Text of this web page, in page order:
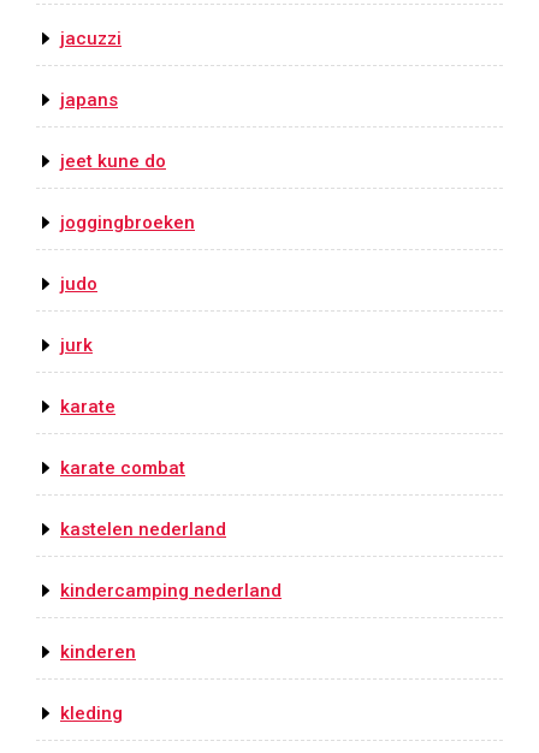
jacuzzi
japans
jeet kune do
joggingbroeken
judo
jurk
karate
karate combat
kastelen nederland
kindercamping nederland
kinderen
kleding